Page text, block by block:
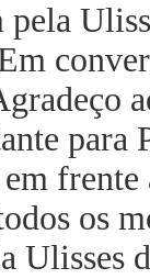
pela
os